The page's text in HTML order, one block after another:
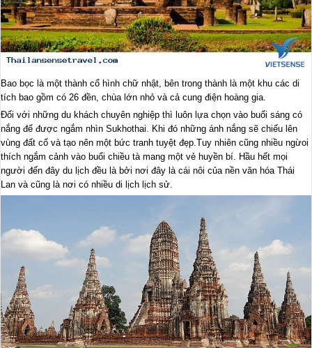
Bao bọc là một thành cổ hình chữ nhật, bên trong thành là một khu các di
tích bao gồm có 26 đền, chùa lớn nhỏ và cả cung điện hoàng gia.
Đối với những du khách chuyên nghiệp thì luôn lựa chọn vào buổi sáng có
nắng để được ngắm nhìn Sukhothai. Khi đó những ánh nắng sẽ chiếu lên
vùng đất cổ và tạo nên một bức tranh tuyệt đẹp.Tuy nhiên cũng nhiều ngừoi
thích ngắm cảnh vào buổi chiều tà mang một vẻ huyền bí. Hầu hết mọi
người đến đây du lịch đều là bởi nơi đây là cái nôi của nền văn hóa Thái
Lan và cũng là nơi có nhiều di lịch lịch sử.